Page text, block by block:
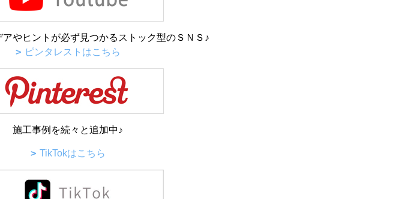
やヒントが必ず見つかるストック型のＳＮＳ♪
ピンタレストはこちら
施工事例を続々と追加中♪
TikTokはこちら